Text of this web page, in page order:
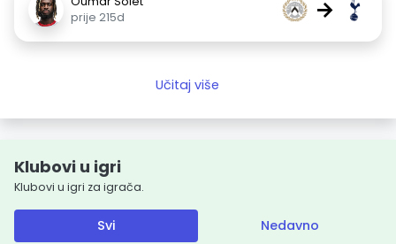
prije 215d
→
Učitaj više
Klubovi u igri
Klubovi u igri za igrača.
Svi Nedavno